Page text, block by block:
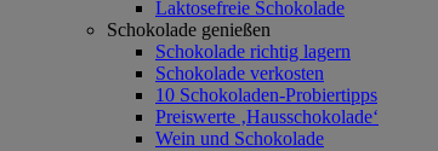
Laktosefreie Schokolade
Schokolade genießen
Schokolade richtig lagern
Schokolade verkosten
10 Schokoladen-Probiertipps
Preiswerte ‚Hausschokolade‘
Wein und Schokolade